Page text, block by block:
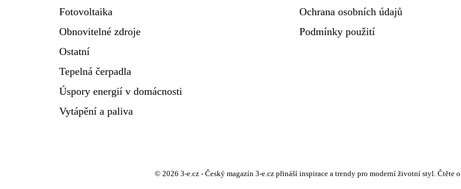
Fotovoltaika
Obnovitelné zdroje
Ostatní
Tepelná čerpadla
Úspory energií v domácnosti
Vytápění a paliva
Ochrana osobních údajů
Podmínky použití
© 2026 3-e.cz - Český magazín 3-e.cz přináší inspirace a trendy pro moderní životní styl.